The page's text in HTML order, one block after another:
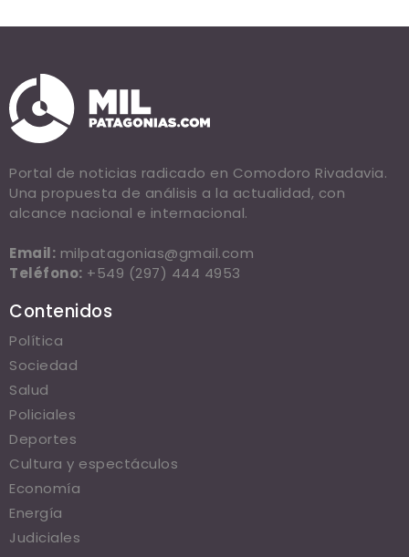
Portal de noticias radicado en Comodoro Rivadavia.
Una propuesta de análisis a la actualidad, con
alcance nacional e internacional.
Email: milpatagonias@gmail.com
Teléfono: +549 (297) 444 4953
Contenidos
Política
Sociedad
Salud
Policiales
Deportes
Cultura y espectáculos
Economía
Energía
Judiciales